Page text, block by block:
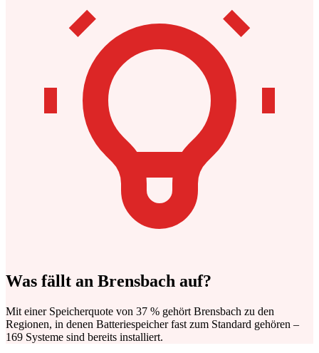
Was fällt an Brensbach auf?
Mit einer Speicherquote von 37 % gehört Brensbach zu den
Regionen, in denen Batteriespeicher fast zum Standard gehören –
169 Systeme sind bereits installiert.